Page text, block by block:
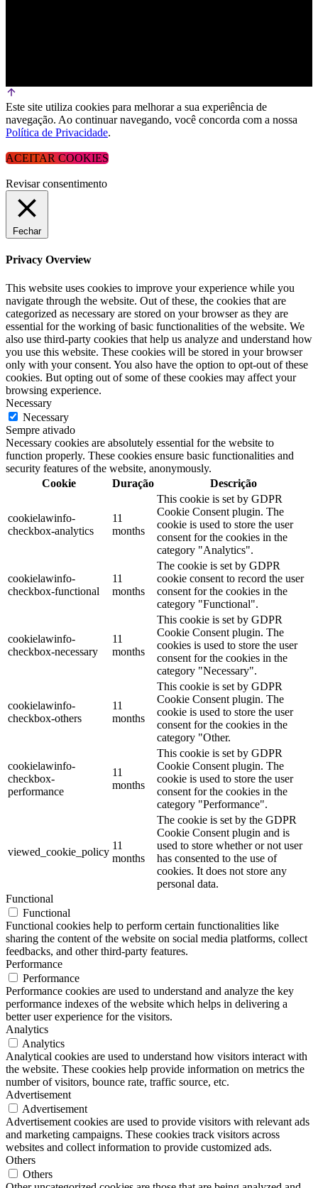
Este site utiliza cookies para melhorar a sua experiência de
navegação. Ao continuar navegando, você concorda com a nossa
Política de Privacidade.
ACEITAR COOKIES
Revisar consentimento
Fechar
Privacy Overview
This website uses cookies to improve your experience while you
navigate through the website. Out of these, the cookies that are
categorized as necessary are stored on your browser as they are
essential for the working of basic functionalities of the website. We
also use third-party cookies that help us analyze and understand how
you use this website. These cookies will be stored in your browser
only with your consent. You also have the option to opt-out of these
cookies. But opting out of some of these cookies may affect your
browsing experience.
Necessary
Necessary
Sempre ativado
Necessary cookies are absolutely essential for the website to
function properly. These cookies ensure basic functionalities and
security features of the website, anonymously.
Cookie
Duração Descrição
cookielawinfo-
checkbox-analytics
11
months
This cookie is set by GDPR
Cookie Consent plugin. The
cookie is used to store the user
consent for the cookies in the
category "Analytics".
cookielawinfo-
checkbox-functional
11
months
The cookie is set by GDPR
cookie consent to record the user
consent for the cookies in the
category "Functional".
cookielawinfo-
checkbox-necessary
11
months
This cookie is set by GDPR
Cookie Consent plugin. The
cookies is used to store the user
consent for the cookies in the
category "Necessary".
cookielawinfo-
checkbox-others
11
months
This cookie is set by GDPR
Cookie Consent plugin. The
cookie is used to store the user
consent for the cookies in the
category "Other.
cookielawinfo-
checkbox-
performance
11
months
This cookie is set by GDPR
Cookie Consent plugin. The
cookie is used to store the user
consent for the cookies in the
category "Performance".
viewed_cookie_policy
11
months
The cookie is set by the GDPR
Cookie Consent plugin and is
used to store whether or not user
has consented to the use of
cookies. It does not store any
personal data.
Functional
Functional
Functional cookies help to perform certain functionalities like
sharing the content of the website on social media platforms, collect
feedbacks, and other third-party features.
Performance
Performance
Performance cookies are used to understand and analyze the key
performance indexes of the website which helps in delivering a
better user experience for the visitors.
Analytics
Analytics
Analytical cookies are used to understand how visitors interact with
the website. These cookies help provide information on metrics the
number of visitors, bounce rate, traffic source, etc.
Advertisement
Advertisement
Advertisement cookies are used to provide visitors with relevant ads
and marketing campaigns. These cookies track visitors across
websites and collect information to provide customized ads.
Others
Others